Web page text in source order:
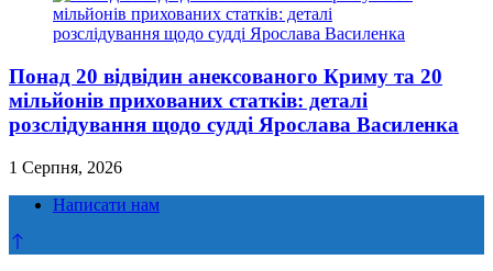
Понад 20 відвідин анексованого Криму та 20
мільйонів прихованих статків: деталі
розслідування щодо судді Ярослава Василенка
1 Серпня, 2026
Написати нам
Прокрутка
до